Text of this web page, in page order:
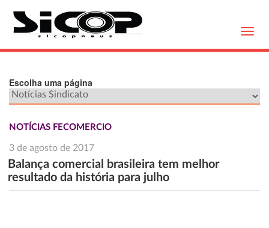
Escolha uma página
NOTÍCIAS FECOMERCIO
3 de agosto de 2017
Balança comercial brasileira tem melhor
resultado da história para julho